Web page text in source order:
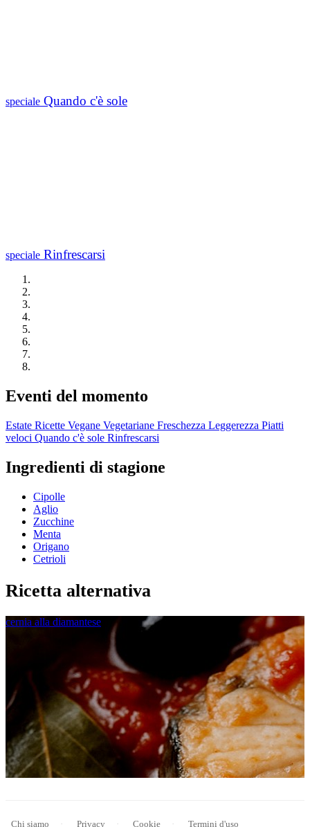
speciale Quando c'è sole
speciale Rinfrescarsi
Eventi del momento
Estate Ricette Vegane Vegetariane Freschezza Leggerezza Piatti
veloci Quando c'è sole Rinfrescarsi
Ingredienti di stagione
Cipolle
Aglio
Zucchine
Menta
Origano
Cetrioli
Ricetta alternativa
cernia alla diamantese
Chi siamo Privacy Cookie Termini d'uso